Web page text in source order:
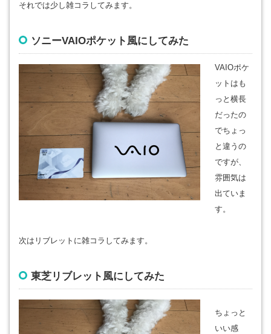
それでは少し雑コラしてみます。
ソニーVAIOポケット風にしてみた
VAIOポケ
ットはも
っと横長
だったの
でちょっ
と違うの
ですが、
雰囲気は
出ていま
す。
次はリブレットに雑コラしてみます。
東芝リブレット風にしてみた
ちょっと
いい感